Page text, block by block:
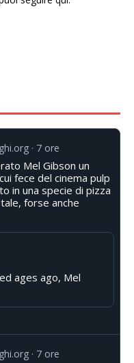
7 ore
Mel Gibson un
fece del cinema pulp
in una specie di pizza
forse anche
ages ago, Mel
7 ore